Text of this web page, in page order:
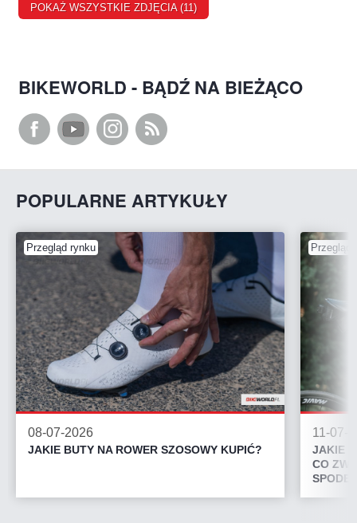
POKAŻ WSZYSTKIE ZDJĘCIA (11)
BIKEWORLD - BĄDŹ NA BIEŻĄCO
POPULARNE ARTYKUŁY
Przegląd rynku
08-07-2026
JAKIE BUTY NA ROWER SZOSOWY KUPIĆ?
Przegląd
11-07-
JAKIE
CO